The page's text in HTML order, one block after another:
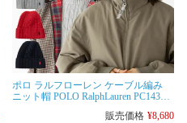
ポロ ラルフローレン ケーブル編み
ニット帽 POLO RalphLauren PC1432
販売価格 ¥8,680